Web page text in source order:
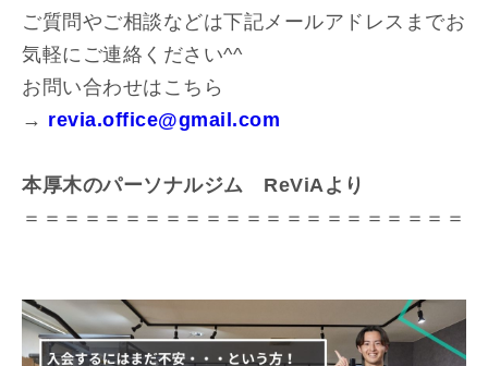
ご質問やご相談などは下記メールアドレスまでお
気軽にご連絡ください^^
お問い合わせはこちら
→ revia.office@gmail.com
本厚木のパーソナルジム ReViAより
＝＝＝＝＝＝＝＝＝＝＝＝＝＝＝＝＝＝＝＝＝＝